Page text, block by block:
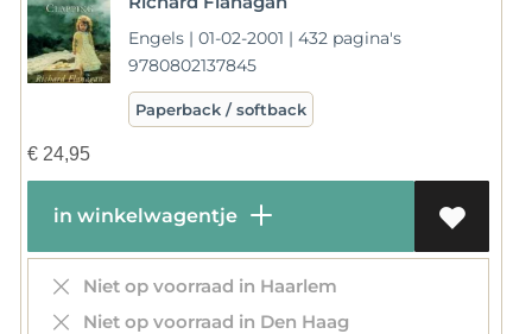
Engels | 01-02-2001 | 432 pagina's
9780802137845
Paperback / softback
€24,95
in winkelwagentje
Niet op voorraad in Haarlem
Niet op voorraad in Den Haag